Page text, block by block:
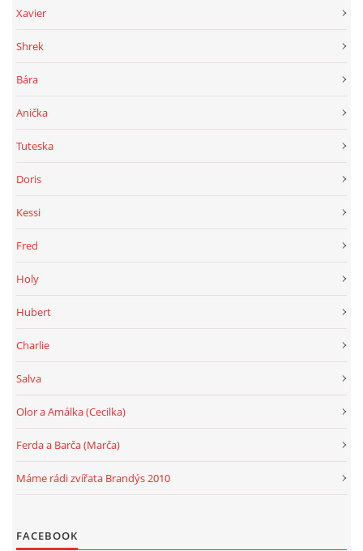
Xavier
Shrek
Bára
Anička
Tuteska
Doris
Kessi
Fred
Holy
Hubert
Charlie
Salva
Olor a Amálka (Cecilka)
Ferda a Barča (Marča)
Máme rádi zvířata Brandýs 2010
FACEBOOK